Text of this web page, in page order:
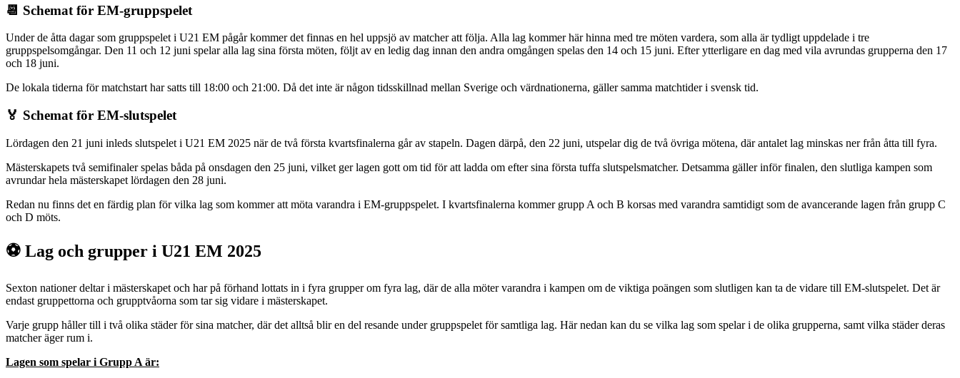
📆 Schemat för EM-gruppspelet
Under de åtta dagar som gruppspelet i U21 EM pågår kommer det finnas en hel uppsjö av matcher att följa. Alla lag kommer här hinna med tre möten vardera, som alla är tydligt uppdelade i tre
gruppspelsomgångar. Den 11 och 12 juni spelar alla lag sina första möten, följt av en ledig dag innan den andra omgången spelas den 14 och 15 juni. Efter ytterligare en dag med vila avrundas grupperna den 17
och 18 juni.
De lokala tiderna för matchstart har satts till 18:00 och 21:00. Då det inte är någon tidsskillnad mellan Sverige och värdnationerna, gäller samma matchtider i svensk tid.
🏅 Schemat för EM-slutspelet
Lördagen den 21 juni inleds slutspelet i U21 EM 2025 när de två första kvartsfinalerna går av stapeln. Dagen därpå, den 22 juni, utspelar dig de två övriga mötena, där antalet lag minskas ner från åtta till fyra.
Mästerskapets två semifinaler spelas båda på onsdagen den 25 juni, vilket ger lagen gott om tid för att ladda om efter sina första tuffa slutspelsmatcher. Detsamma gäller inför finalen, den slutliga kampen som
avrundar hela mästerskapet lördagen den 28 juni.
Redan nu finns det en färdig plan för vilka lag som kommer att möta varandra i EM-gruppspelet. I kvartsfinalerna kommer grupp A och B korsas med varandra samtidigt som de avancerande lagen från grupp C
och D möts.
⚽ Lag och grupper i U21 EM 2025
Sexton nationer deltar i mästerskapet och har på förhand lottats in i fyra grupper om fyra lag, där de alla möter varandra i kampen om de viktiga poängen som slutligen kan ta de vidare till EM-slutspelet. Det är
endast gruppettorna och grupptvåorna som tar sig vidare i mästerskapet.
Varje grupp håller till i två olika städer för sina matcher, där det alltså blir en del resande under gruppspelet för samtliga lag. Här nedan kan du se vilka lag som spelar i de olika grupperna, samt vilka städer deras
matcher äger rum i.
Lagen som spelar i Grupp A är: